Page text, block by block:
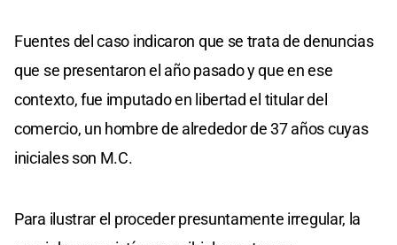
Fuentes del caso indicaron que se trata de denuncias
que se presentaron el año pasado y que en ese
contexto, fue imputado en libertad el titular del
comercio, un hombre de alrededor de 37 años cuyas
iniciales son M.C.
Para ilustrar el proceder presuntamente irregular, la